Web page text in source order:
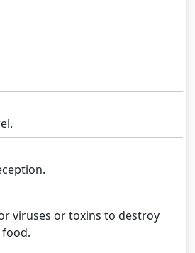
viruses or toxins to destroy